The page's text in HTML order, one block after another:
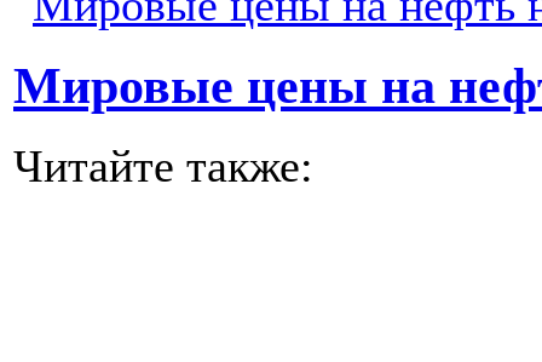
Мировые цены на
Читайте также: